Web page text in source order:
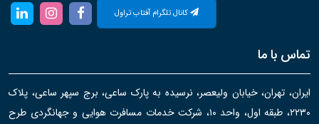
کانال تلگرام آفتاب تراول
تماس با ما
ایران، تهران، خیابان ولیعصر، نرسیده به پارک ساعی، برج سپهر ساعی، پلاک
۲۲۳۰، طبقه اول، واحد ۱۰، شرکت خدمات مسافرت هوایی و جهانگردی طرح